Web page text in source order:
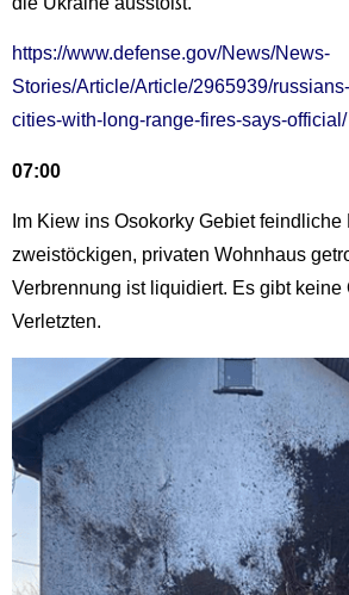
https://www.defense.gov/News/News-
Stories/Article/Article/2965939/
cities-with-long-range-fires-says-official/
07:00
Im Kiew ins Osokorky Gebiet
zweistöckigen, privaten Wohnhaus
Verbrennung ist liquidiert. Es gibt keine
Verletzten.